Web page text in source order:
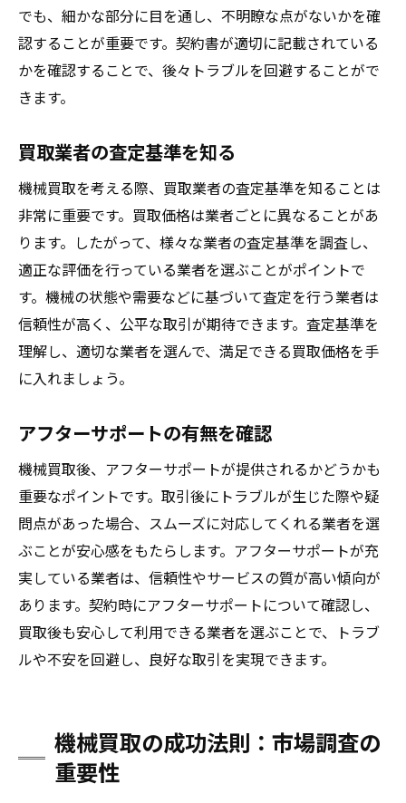
でも、細かな部分に目を通し、不明瞭な点がないかを確
認することが重要です。契約書が適切に記載されている
かを確認することで、後々トラブルを回避することがで
きます。
買取業者の査定基準を知る
機械買取を考える際、買取業者の査定基準を知ることは
非常に重要です。買取価格は業者ごとに異なることがあ
ります。したがって、様々な業者の査定基準を調査し、
適正な評価を行っている業者を選ぶことがポイントで
す。機械の状態や需要などに基づいて査定を行う業者は
信頼性が高く、公平な取引が期待できます。査定基準を
理解し、適切な業者を選んで、満足できる買取価格を手
に入れましょう。
アフターサポートの有無を確認
機械買取後、アフターサポートが提供されるかどうかも
重要なポイントです。取引後にトラブルが生じた際や疑
問点があった場合、スムーズに対応してくれる業者を選
ぶことが安心感をもたらします。アフターサポートが充
実している業者は、信頼性やサービスの質が高い傾向が
あります。契約時にアフターサポートについて確認し、
買取後も安心して利用できる業者を選ぶことで、トラブ
ルや不安を回避し、良好な取引を実現できます。
機械買取の成功法則：市場調査の
重要性